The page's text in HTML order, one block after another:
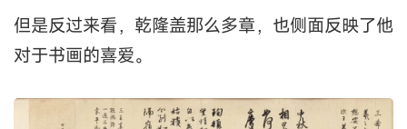
但是反过来看，乾隆盖那么多章，也侧面反映了他
对于书画的喜爱。